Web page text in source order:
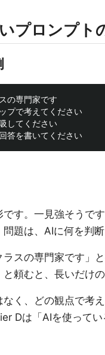
プロンプト
の専門家です
プで考えてください
してください
す。一見強そうで
題は、AIに何を判
ラスの専門家です」
頼むと、長いだけ
く、どの観点で考
Dは「AIを使って